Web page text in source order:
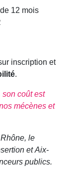
12 mois
inscription et
.
coût est
mécènes et
le
et Aix-
publics.